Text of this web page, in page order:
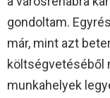
gondoltam.
már, mint azt
költségvetéséből
munkahelyek